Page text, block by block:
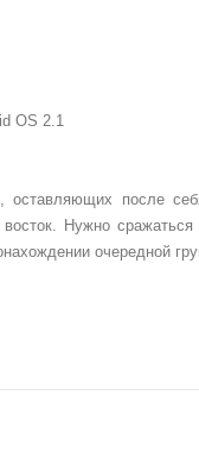
OS 2.1
после
Нужно
очередной